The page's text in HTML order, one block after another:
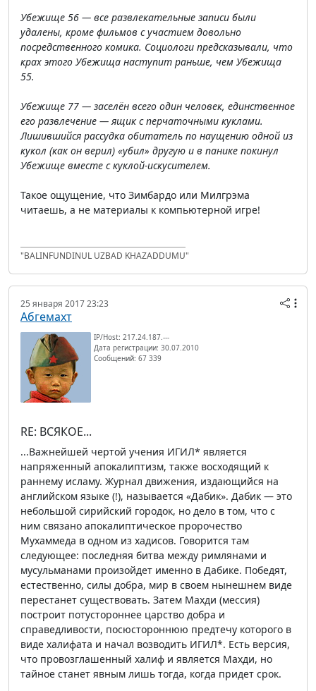
Убежище 56 — все развлекательные записи были
удалены, кроме фильмов с участием довольно
посредственного комика. Социологи предсказывали, что
крах этого Убежища наступит раньше, чем Убежища
55.
Убежище 77 — заселён всего один человек, единственное
его развлечение — ящик с перчаточными куклами.
Лишившийся рассудка обитатель по наущению одной из
кукол (как он верил) «убил» другую и в панике покинул
Убежище вместе с куклой-искусителем.
Такое ощущение, что Зимбардо или Милгрэма
читаешь, а не материалы к компьютерной игре!
"BALINFUNDINUL UZBAD KHAZADDUMU"
25 января 2017 23:23
Абгемахт
IP/Host: 217.24.187.---
Дата регистрации: 30.07.2010
Сообщений: 67 339
RE: ВСЯКОЕ...
...Важнейшей чертой учения ИГИЛ* является
напряженный апокалиптизм, также восходящий к
раннему исламу. Журнал движения, издающийся на
английском языке (!), называется «Дабик». Дабик — это
небольшой сирийский городок, но дело в том, что с
ним связано апокалиптическое пророчество
Мухаммеда в одном из хадисов. Говорится там
следующее: последняя битва между римлянами и
мусульманами произойдет именно в Дабике. Победят,
естественно, силы добра, мир в своем нынешнем виде
перестанет существовать. Затем Махди (мессия)
построит потустороннее царство добра и
справедливости, посюстороннюю предтечу которого в
виде халифата и начал возводить ИГИЛ*. Есть версия,
что провозглашенный халиф и является Махди, но
тайное станет явным лишь тогда, когда придет срок.